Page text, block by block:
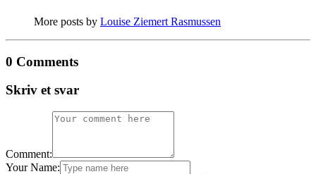
More posts by Louise Ziemert Rasmussen
0 Comments
Skriv et svar
Comment:
Your Name: